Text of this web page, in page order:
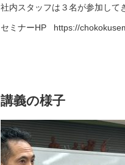
社内スタッフは３名が参加して
セミナーHP https://
講義の様子